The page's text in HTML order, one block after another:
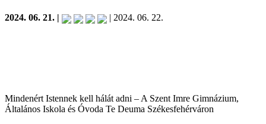
2024. 06. 21. | | 2024. 06. 22.
Mindenért Istennek kell hálát adni – A Szent Imre Gimnázium,
Általános Iskola és Óvoda Te Deuma Székesfehérváron